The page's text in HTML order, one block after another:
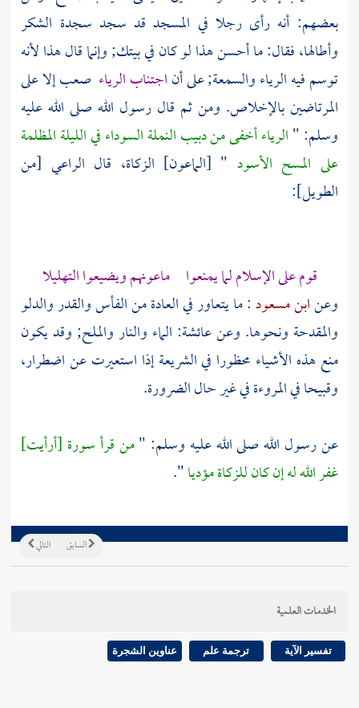
بعضهم: أنه رأى رجلا في المسجد قد سجد سجدة الشكر
وأطالها، فقال: ما أحسن هذا لو كان في بيتك; وإنما قال هذا لأنه
توسم فيه الرياء والسمعة; على أناجتناب الرياء صعب إلا على
المرتاضين بالإخلاص. ومن ثم قال رسول الله صلى الله عليه
وسلم: "الرياء أخفى من دبيب النملة السوداء في الليلة المظلمة
على المسح الأسود " [الماعون] الزكاة، قال الراعي [من
الطويل]:
قوم على الإسلام لما يمنعوا ماعونهم ويضيعوا التهليلا
وعنابن مسعود: ما يتعاور في العادة من الفأس والقدر والدلو
والمقدحة ونحوها. وعن عائشة: الماء والنار والملح; وقد يكون
منع هذه الأشياء محظورا في الشريعة إذا استعيرت عن اضطرار،
وقبيحا في المروءة في غير حال الضرورة.
عن رسول الله صلى الله عليه وسلم: "من قرأ سورة [أرأيت]
غفر الله له إن كان للزكاة مؤديا".
التالي السابق
الخدمات العلمية
تفسير الآية ترجمة علم عناوين الشجرة